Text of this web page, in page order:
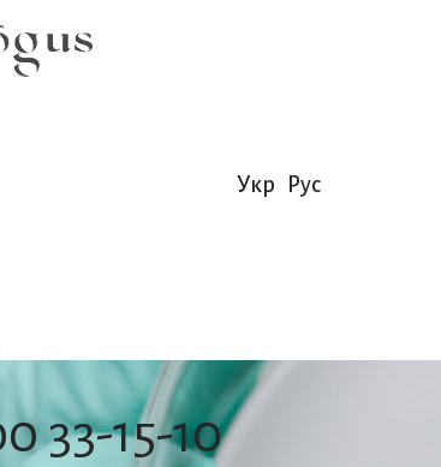
Укр Рус
33-15-10